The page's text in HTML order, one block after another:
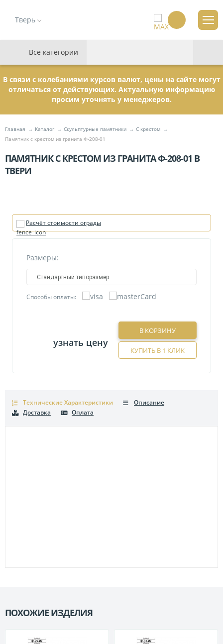
Тверь
Все категории
В связи с колебаниями курсов валют, цены на сайте могут
отличаться от действующих. Актуальную информацию
просим уточнять у менеджеров.
Главная Каталог Скульптурные памятники
C крестом
Памятник с крестом из гранита Ф-208-01
ПАМЯТНИК С КРЕСТОМ ИЗ ГРАНИТА Ф-208-01 В
ТВЕРИ
Расчёт стоимости ограды
Размеры:
Стандартный типоразмер
Способы оплаты:
узнать цену
В КОРЗИНУ
КУПИТЬ В 1 КЛИК
Технические Характеристики
Описание
Доставка
Оплата
ПОХОЖИЕ ИЗДЕЛИЯ